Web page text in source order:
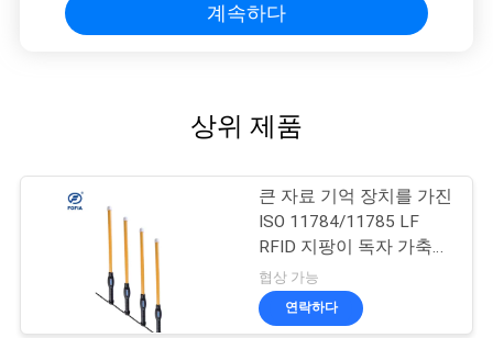
계속하다
상위 제품
큰 자료 기억 장치를 가진
ISO 11784/11785 LF
RFID 지팡이 독자 가축
꼬리표 독자
협상 가능
연락하다